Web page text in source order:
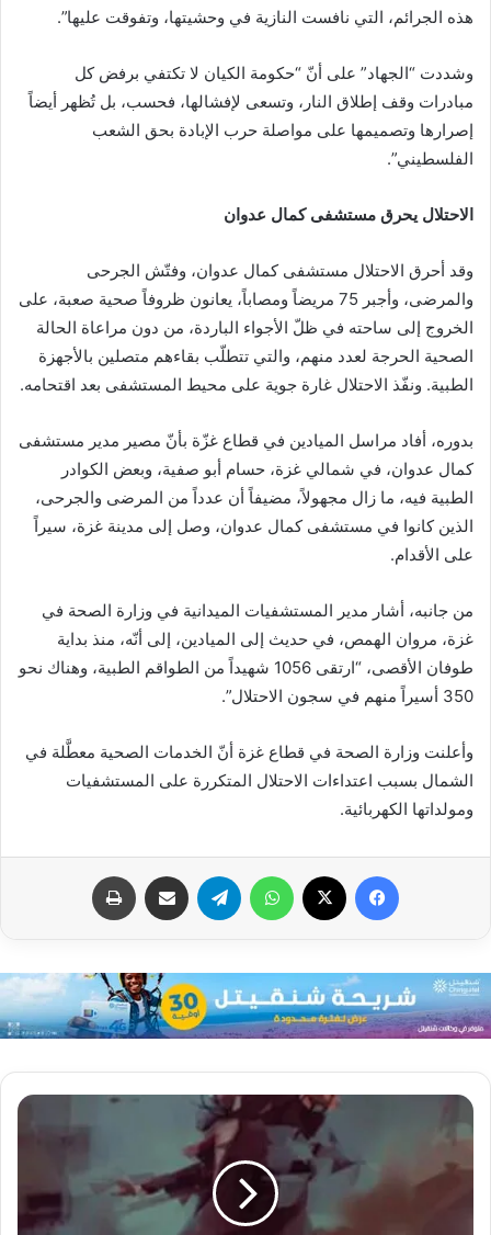
هذه الجرائم، التي نافست النازية في وحشيتها، وتفوقت عليها”.
وشددت “الجهاد” على أنّ “حكومة الكيان لا تكتفي برفض كل
مبادرات وقف إطلاق النار، وتسعى لإفشالها، فحسب، بل تُظهر أيضاً
إصرارها وتصميمها على مواصلة حرب الإبادة بحق الشعب
الفلسطيني”.
الاحتلال يحرق مستشفى كمال عدوان
وقد أحرق الاحتلال مستشفى كمال عدوان، وفتّش الجرحى
والمرضى، وأجبر 75 مريضاً ومصاباً، يعانون ظروفاً صحية صعبة، على
الخروج إلى ساحته في ظلّ الأجواء الباردة، من دون مراعاة الحالة
الصحية الحرجة لعدد منهم، والتي تتطلّب بقاءهم متصلين بالأجهزة
الطبية. ونفّذ الاحتلال غارة جوية على محيط المستشفى بعد اقتحامه.
بدوره، أفاد مراسل الميادين في قطاع غزّة بأنّ مصير مدير مستشفى
كمال عدوان، في شمالي غزة، حسام أبو صفية، وبعض الكوادر
الطبية فيه، ما زال مجهولاً، مضيفاً أن عدداً من المرضى والجرحى،
الذين كانوا في مستشفى كمال عدوان، وصل إلى مدينة غزة، سيراً
على الأقدام.
من جانبه، أشار مدير المستشفيات الميدانية في وزارة الصحة في
غزة، مروان الهمص، في حديث إلى الميادين، إلى أنّه، منذ بداية
طوفان الأقصى، “ارتقى 1056 شهيداً من الطواقم الطبية، وهناك نحو
350 أسيراً منهم في سجون الاحتلال”.
وأعلنت وزارة الصحة في قطاع غزة أنّ الخدمات الصحية معطَّلة في
الشمال بسبب اعتداءات الاحتلال المتكررة على المستشفيات
ومولداتها الكهربائية.
فيسبوك واتساب تيلقرام مشاركة عبر البريد